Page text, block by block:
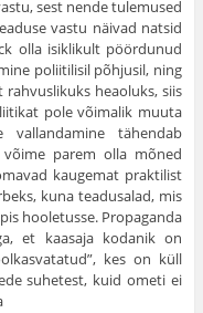
sest nende tulemused
vastu näivad natsid
olla isiklikult pöördunud
poliitilisil põhjusil, ning
heaoluks, siis
pole võimalik muuta
tähendab
võime parem olla mõned
kaugemat praktilist
kuna teadusalad, mis
hooletusse. Propaganda
et kaasaja kodanik on
kes on küll
suhetest, kuid ometi ei